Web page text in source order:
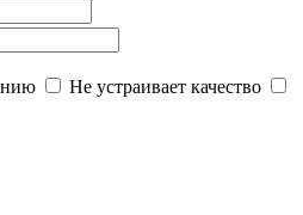
Не устраивает качество